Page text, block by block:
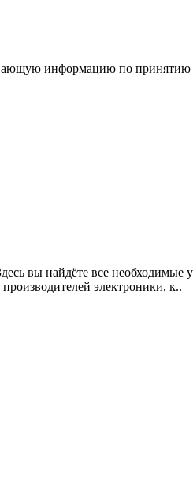
информацию по принятию
вы найдёте все необходимые
электроники, к..